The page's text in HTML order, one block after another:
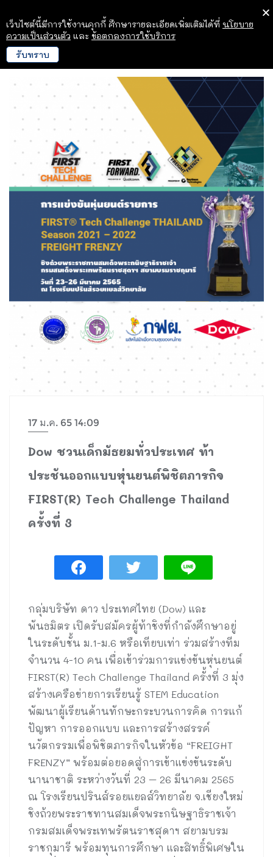
17 ม.ค. 65 14:09
Dow ชวนเด็กมัธยมทั่วประเทศ ท้า
ประชันออกแบบหุ่นยนต์พิชิตภารกิจ
FIRST(R) Tech Challenge Thailand
ครั้งที่ 3
กลุ่มบริษัท ดาว ประเทศไทย (Dow) และ
พันธมิตร เปิดรับสมัครผู้ท้าชิงที่กำลังศึกษาอยู่
ในระดับชั้น ม.1-ม.6 หรือเทียบเท่า ร่วมสร้างทีม
จำนวน 4-10 คน เพื่อเข้าร่วมการแข่งขันหุ่นยนต์
FIRST(R) Tech Challenge Thailand ครั้งที่ 3 มุ่ง
สร้างเครือข่ายการเรียนรู้ STEM Education
พัฒนาผู้เรียนด้านทักษะกระบวนการคิด การแก้
ปัญหา การออกแบบ และการสร้างสรรค์
นวัตกรรมเพื่อพิชิตภารกิจในหัวข้อ “FREIGHT
FRENZY” พร้อมต่อยอดสู่การเข้าแข่งขันระดับ
นานาชาติ ระหว่างวันที่ 23 – 26 มีนาคม 2565
ณ โรงเรียนปรินส์รอยแยลส์วิทยาลัย จ.เชียงใหม่
ชิงถ้วยพระราชทานสมเด็จพระกนิษฐาธิราชเจ้า
กรมสมเด็จพระเทพรัตนราชสุดาฯ สยามบรม
ราชกุมารี พร้อมทุนการศึกษา และสิทธิ์พิเศษใน
เว็บไซต์นี้มีการใช้งานคุกกี้ ศึกษารายละเอียดเพิ่มเติมได้ที่ นโยบาย
ความเป็นส่วนตัว และ ข้อตกลงการใช้บริการ
รับทราบ